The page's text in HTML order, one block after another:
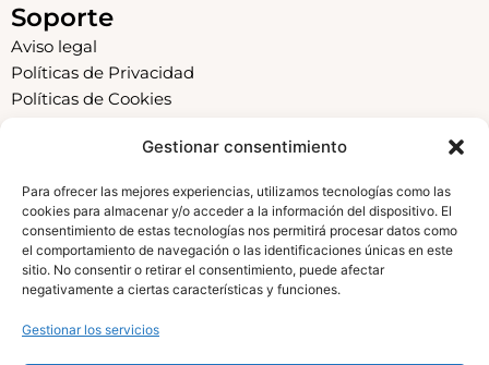
Gestionar consentimiento
Para ofrecer las mejores experiencias, utilizamos tecnologías como las
cookies para almacenar y/o acceder a la información del dispositivo. El
consentimiento de estas tecnologías nos permitirá procesar datos como
el comportamiento de navegación o las identificaciones únicas en este
sitio. No consentir o retirar el consentimiento, puede afectar
negativamente a ciertas características y funciones.
Gestionar los servicios
e
b
o
o
t
a
g
r
b
e
Soporte
Aviso legal
Políticas de Privacidad
Políticas de Cookies
Inicio
Academia
Sobre mí
Contacto
Cursos